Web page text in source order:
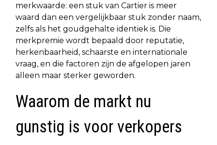
merkwaarde: een stuk van Cartier is meer
waard dan een vergelijkbaar stuk zonder naam,
zelfs als het goudgehalte identiek is. Die
merkpremie wordt bepaald door reputatie,
herkenbaarheid, schaarste en internationale
vraag, en die factoren zijn de afgelopen jaren
alleen maar sterker geworden.
Waarom de markt nu
gunstig is voor verkopers